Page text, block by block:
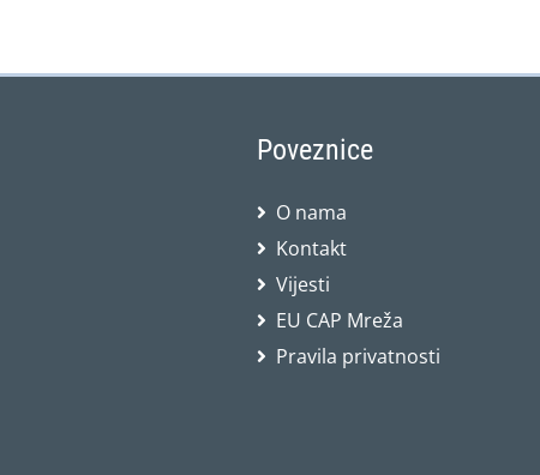
Poveznice
O nama
Kontakt
Vijesti
EU CAP Mreža
Pravila privatnosti